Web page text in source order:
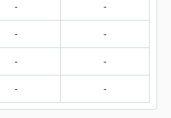
- -
- -
- -
- -